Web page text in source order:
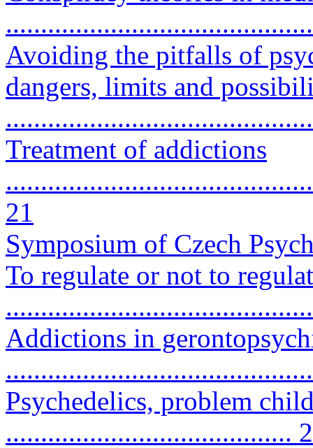
Avoiding the pitfalls of
dangers, limits and
Treatment of addictions
21
Symposium of Czech
To regulate or not to
Addictions in
Psychedelics, problem
.........................................